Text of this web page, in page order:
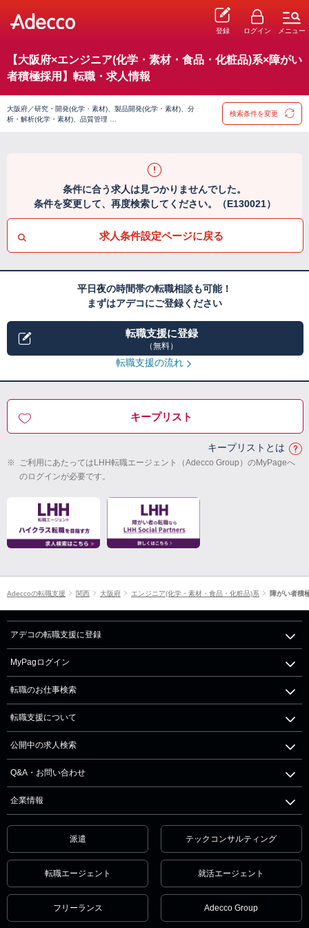
登録 ログイン メニュー
【大阪府×エンジニア(化学・素材・食品・化粧品)系×障がい
者積極採用】転職・求人情報
大阪府／研究・開発(化学・素材)、製品開発(化学・素材)、分
析・解析(化学・素材)、品質管理 …
検索条件を変更
条件に合う求人は見つかりませんでした。
条件を変更して、再度検索してください。（E130021）
求人条件設定ページに戻る
平日夜の時間帯の転職相談も可能！
まずはアデコにご登録ください
転職支援に登録
（無料）
転職支援の流れ
キープリスト
キープリストとは
※ ご利用にあたってはLHH転職エージェント（Adecco Group）のMyPageへ
のログインが必要です。
Adeccoの転職支援 関西 大阪府 エンジニア(化学・素材・食品・化粧品)系 障がい者積
アデコの転職支援に登録
MyPagログイン
転職のお仕事検索
転職支援について
公開中の求人検索
Q&A・お問い合わせ
企業情報
派遣 テックコンサルティング
転職エージェント 就活エージェント
フリーランス Adecco Group